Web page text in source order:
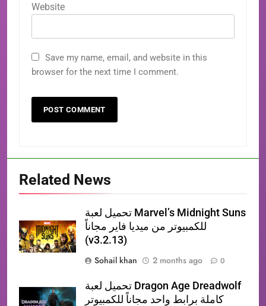
Website
Save my name, email, and website in this
browser for the next time I comment.
Related News
تحميل لعبة Marvel’s Midnight Suns
للكمبيوتر من ميديا فاير مجاناً
(v3.2.13)
Sohail khan
2 months ago 0
تحميل لعبة Dragon Age Dreadwolf
كاملة برابط واحد مجاناً للكمبيوتر